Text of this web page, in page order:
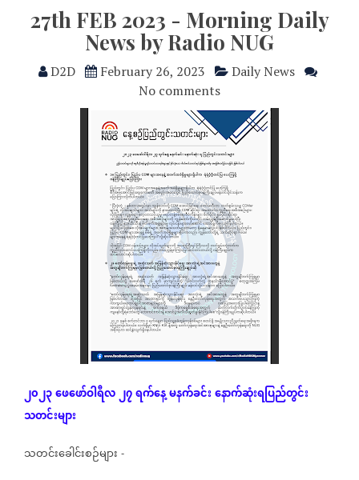
27th FEB 2023 - Morning Daily
News by Radio NUG
D2D February 26, 2023
Daily News
No comments
၂၀၂၃ဖေဖော်ဝါရီလ၂၇ရက်နေ့မနက်ခင်းနောက်ဆုံးရပြည်တွင်း
သတင်းများ
သတင်းခေါင်းစဉ်များ -